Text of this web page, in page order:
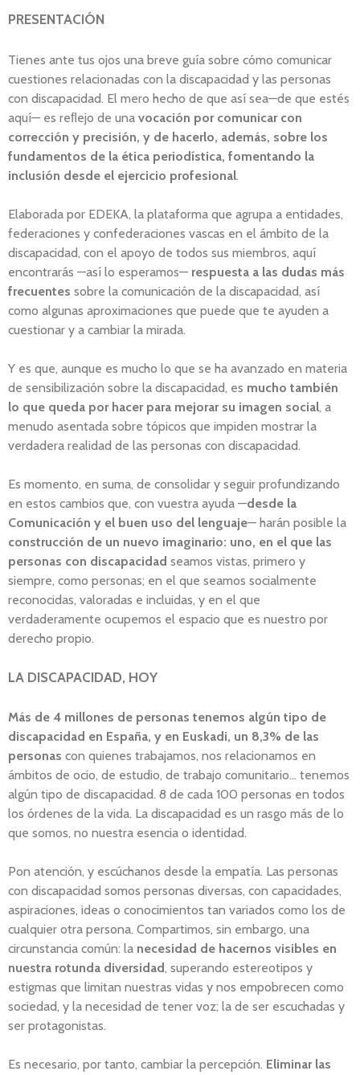
PRESENTACIÓN
Tienes ante tus ojos una breve guía sobre cómo comunicar
cuestiones relacionadas con la discapacidad y las personas
con discapacidad. El mero hecho de que así sea—de que estés
aquí— es reﬂejo de una vocación por comunicar con
corrección y precisión, y de hacerlo, además, sobre los
fundamentos de la ética periodística, fomentando la
inclusión desde el ejercicio profesional.
Elaborada por EDEKA, la plataforma que agrupa a entidades,
federaciones y confederaciones vascas en el ámbito de la
discapacidad, con el apoyo de todos sus miembros, aquí
encontrarás —así lo esperamos— respuesta a las dudas más
frecuentes sobre la comunicación de la discapacidad, así
como algunas aproximaciones que puede que te ayuden a
cuestionar y a cambiar la mirada.
Y es que, aunque es mucho lo que se ha avanzado en materia
de sensibilización sobre la discapacidad, es mucho también
lo que queda por hacer para mejorar su imagen social, a
menudo asentada sobre tópicos que impiden mostrar la
verdadera realidad de las personas con discapacidad.
Es momento, en suma, de consolidar y seguir profundizando
en estos cambios que, con vuestra ayuda —desde la
Comunicación y el buen uso del lenguaje— harán posible la
construcción de un nuevo imaginario: uno, en el que las
personas con discapacidad seamos vistas, primero y
siempre, como personas; en el que seamos socialmente
reconocidas, valoradas e incluidas, y en el que
verdaderamente ocupemos el espacio que es nuestro por
derecho propio.
LA DISCAPACIDAD, HOY
Más de 4 millones de personas tenemos algún tipo de
discapacidad en España, y en Euskadi, un 8,3% de las
personas con quienes trabajamos, nos relacionamos en
ámbitos de ocio, de estudio, de trabajo comunitario… tenemos
algún tipo de discapacidad. 8 de cada 100 personas en todos
los órdenes de la vida. La discapacidad es un rasgo más de lo
que somos, no nuestra esencia o identidad.
Pon atención, y escúchanos desde la empatía. Las personas
con discapacidad somos personas diversas, con capacidades,
aspiraciones, ideas o conocimientos tan variados como los de
cualquier otra persona. Compartimos, sin embargo, una
circunstancia común: la necesidad de hacernos visibles en
nuestra rotunda diversidad, superando estereotipos y
estigmas que limitan nuestras vidas y nos empobrecen como
sociedad, y la necesidad de tener voz; la de ser escuchadas y
ser protagonistas.
Es necesario, por tanto, cambiar la percepción. Eliminar las